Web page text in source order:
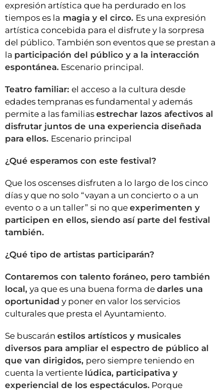
expresión artística que ha perdurado en los
tiempos es la magia y el circo. Es una expresión
artística concebida para el disfrute y la sorpresa
del público. También son eventos que se prestan a
la participación del público y a la interacción
espontánea. Escenario principal.
Teatro familiar: el acceso a la cultura desde
edades tempranas es fundamental y además
permite a las familias estrechar lazos afectivos al
disfrutar juntos de una experiencia diseñada
para ellos. Escenario principal
¿Qué esperamos con este festival?
Que los oscenses disfruten a lo largo de los cinco
días y que no solo “vayan a un concierto o a un
evento o a un taller” si no que experimenten y
participen en ellos, siendo así parte del festival
también.
¿Qué tipo de artistas participarán?
Contaremos con talento foráneo, pero también
local, ya que es una buena forma de darles una
oportunidad y poner en valor los servicios
culturales que presta el Ayuntamiento.
Se buscarán estilos artísticos y musicales
diversos para ampliar el espectro de público al
que van dirigidos, pero siempre teniendo en
cuenta la vertiente lúdica, participativa y
experiencial de los espectáculos. Porque